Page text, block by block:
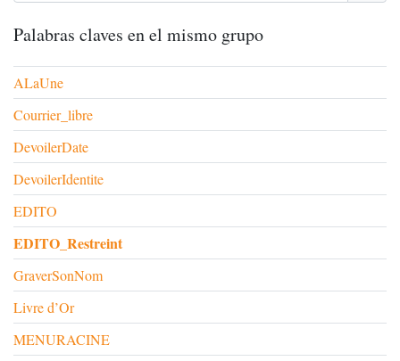
Palabras claves en el mismo grupo
ALaUne
Courrier_libre
DevoilerDate
DevoilerIdentite
EDITO
EDITO_Restreint
GraverSonNom
Livre d’Or
MENURACINE